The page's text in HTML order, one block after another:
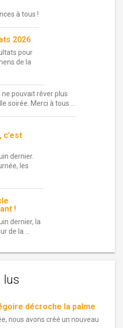
à tous !
2026
pour
de la
ne pouvait rêver plus
soirée. Merci à tous …
c’est
dernier.
les
!
dernier, la
de la …
lus
décroche la palme
nous avons créé un nouveau